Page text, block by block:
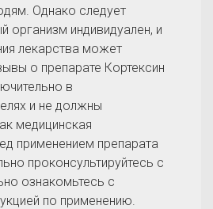
Однако следует
организм индивидуален, и
лекарства может
о препарате Кортексин
в
и не должны
медицинская
применением препарата
проконсультируйтесь с
ознакомьтесь с
по применению.